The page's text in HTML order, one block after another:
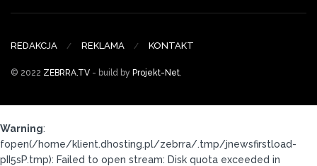
REDAKCJA REKLAMA KONTAKT
© 2022 ZEBRRA.TV - build by Projekt-Net.
Warning:
fopen(/home/klient.dhosting.pl/zebrra/.tmp/jnewsfirstload-
pII5sP.tmp): Failed to open stream: Disk quota exceeded in